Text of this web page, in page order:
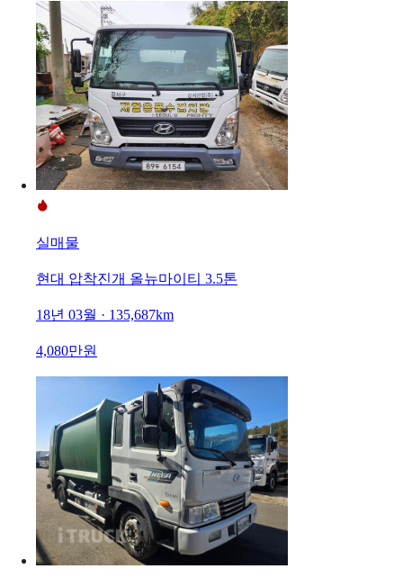
실매물
현대 압착진개 올뉴마이티 3.5톤
18년 03월 · 135,687km
4,080만원